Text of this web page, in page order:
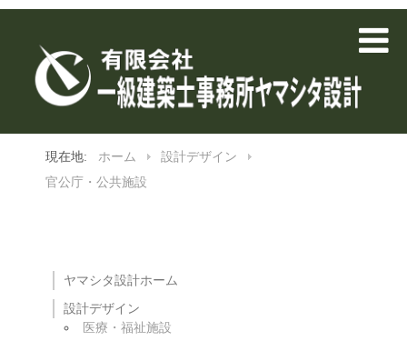
現在地: ホーム
設計デザイン
官公庁・公共施設
ヤマシタ設計ホーム
設計デザイン
医療・福祉施設